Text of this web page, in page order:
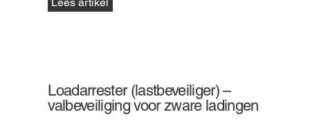
grijpt direct in wanneer een last valt, waardoor
Lees artikel
Loadarrester (lastbeveiliger) –
valbeveiliging voor zware ladingen